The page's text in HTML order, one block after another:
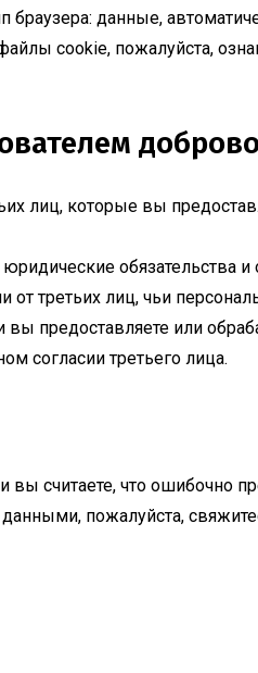
браузера: данные,
cookie, пожалуйста,
лиц, которые вы
обязательства
от третьих лиц, чьи
предоставляете или
согласии третьего лица.
считаете, что ошибочно
пожалуйста,